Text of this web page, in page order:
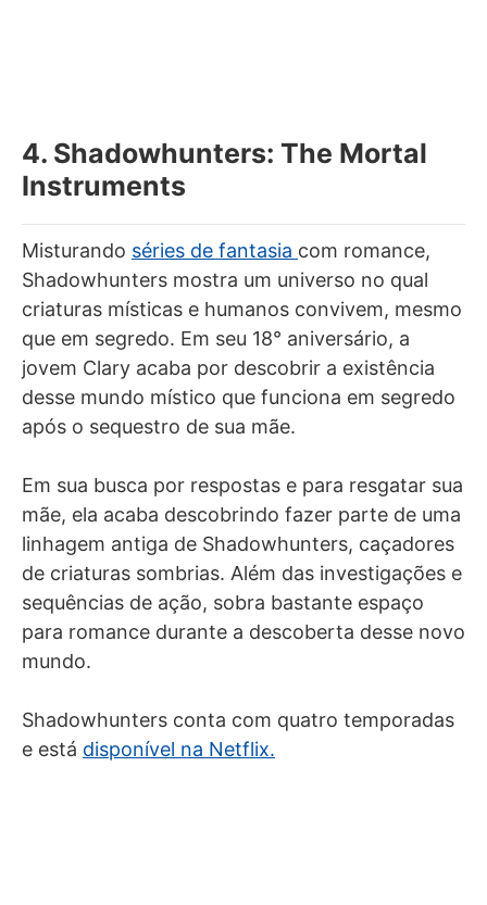
4. Shadowhunters: The Mortal
Instruments
Misturando séries de fantasia com romance,
Shadowhunters mostra um universo no qual
criaturas místicas e humanos convivem, mesmo
que em segredo. Em seu 18° aniversário, a
jovem Clary acaba por descobrir a existência
desse mundo místico que funciona em segredo
após o sequestro de sua mãe.
Em sua busca por respostas e para resgatar sua
mãe, ela acaba descobrindo fazer parte de uma
linhagem antiga de Shadowhunters, caçadores
de criaturas sombrias. Além das investigações e
sequências de ação, sobra bastante espaço
para romance durante a descoberta desse novo
mundo.
Shadowhunters conta com quatro temporadas
e está disponível na Netflix.